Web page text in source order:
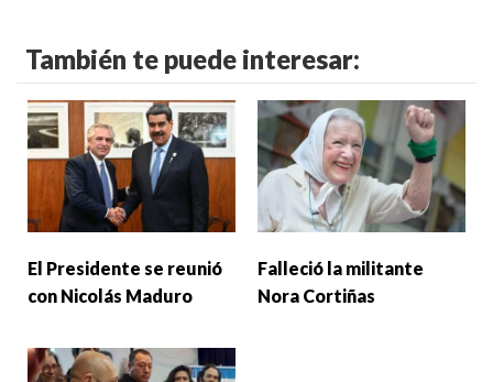
También te puede interesar:
El Presidente se reunió
con Nicolás Maduro
Falleció la militante
Nora Cortiñas